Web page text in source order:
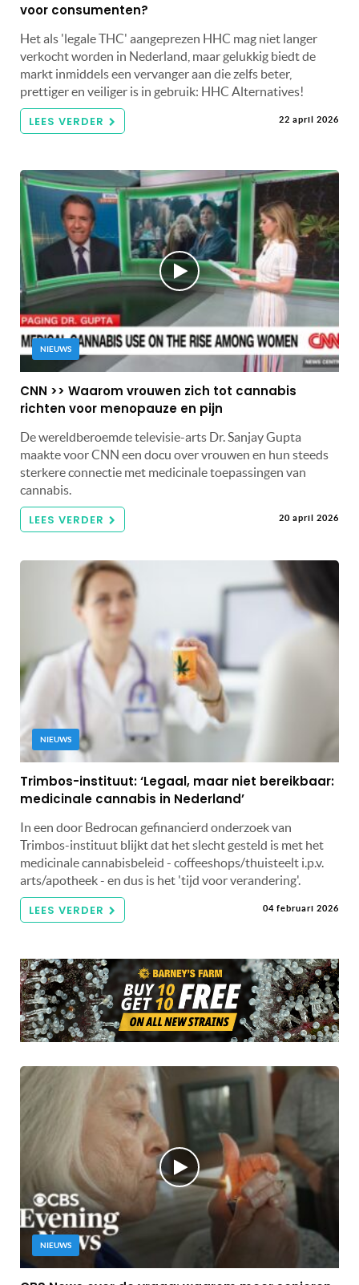
voor consumenten?
Het als 'legale THC' aangeprezen HHC mag niet langer
verkocht worden in Nederland, maar gelukkig biedt de
markt inmiddels een vervanger aan die zelfs beter,
prettiger en veiliger is in gebruik: HHC Alternatives!
LEES VERDER 22 april 2026
NIEUWS
CNN >> Waarom vrouwen zich tot cannabis
richten voor menopauze en pijn
De wereldberoemde televisie-arts Dr. Sanjay Gupta
maakte voor CNN een docu over vrouwen en hun steeds
sterkere connectie met medicinale toepassingen van
cannabis.
LEES VERDER 20 april 2026
NIEUWS
Trimbos-instituut: ‘Legaal, maar niet bereikbaar:
medicinale cannabis in Nederland’
In een door Bedrocan gefinancierd onderzoek van
Trimbos-instituut blijkt dat het slecht gesteld is met het
medicinale cannabisbeleid - coffeeshops/thuisteelt i.p.v.
arts/apotheek - en dus is het 'tijd voor verandering'.
LEES VERDER 04 februari 2026
NIEUWS